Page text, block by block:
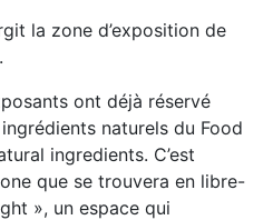
la zone d’exposition de
ont déjà réservé
naturels du Food
ingredients. C’est
que se trouvera en libre-
», un espace qui